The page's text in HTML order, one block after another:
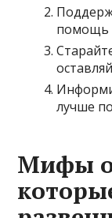
помощь
лучше
Мифы о